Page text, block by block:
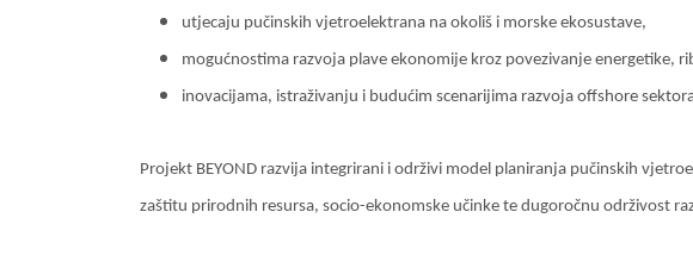
utjecaju pučinskih vjetroelektrana na okoliš i morske ekosustave,
mogućnostima razvoja plave ekonomije kroz povezivanje energetike,
inovacijama, istraživanju i budućim scenarijima razvoja offshore
Projekt BEYOND razvija integrirani i održivi model planiranja pučinskih
zaštitu prirodnih resursa, socio-ekonomske učinke te dugoročnu održivost